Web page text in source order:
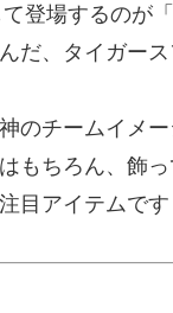
登場するのが
だ、タイガー
のチームイメ
もちろん、飾
目アイテムです